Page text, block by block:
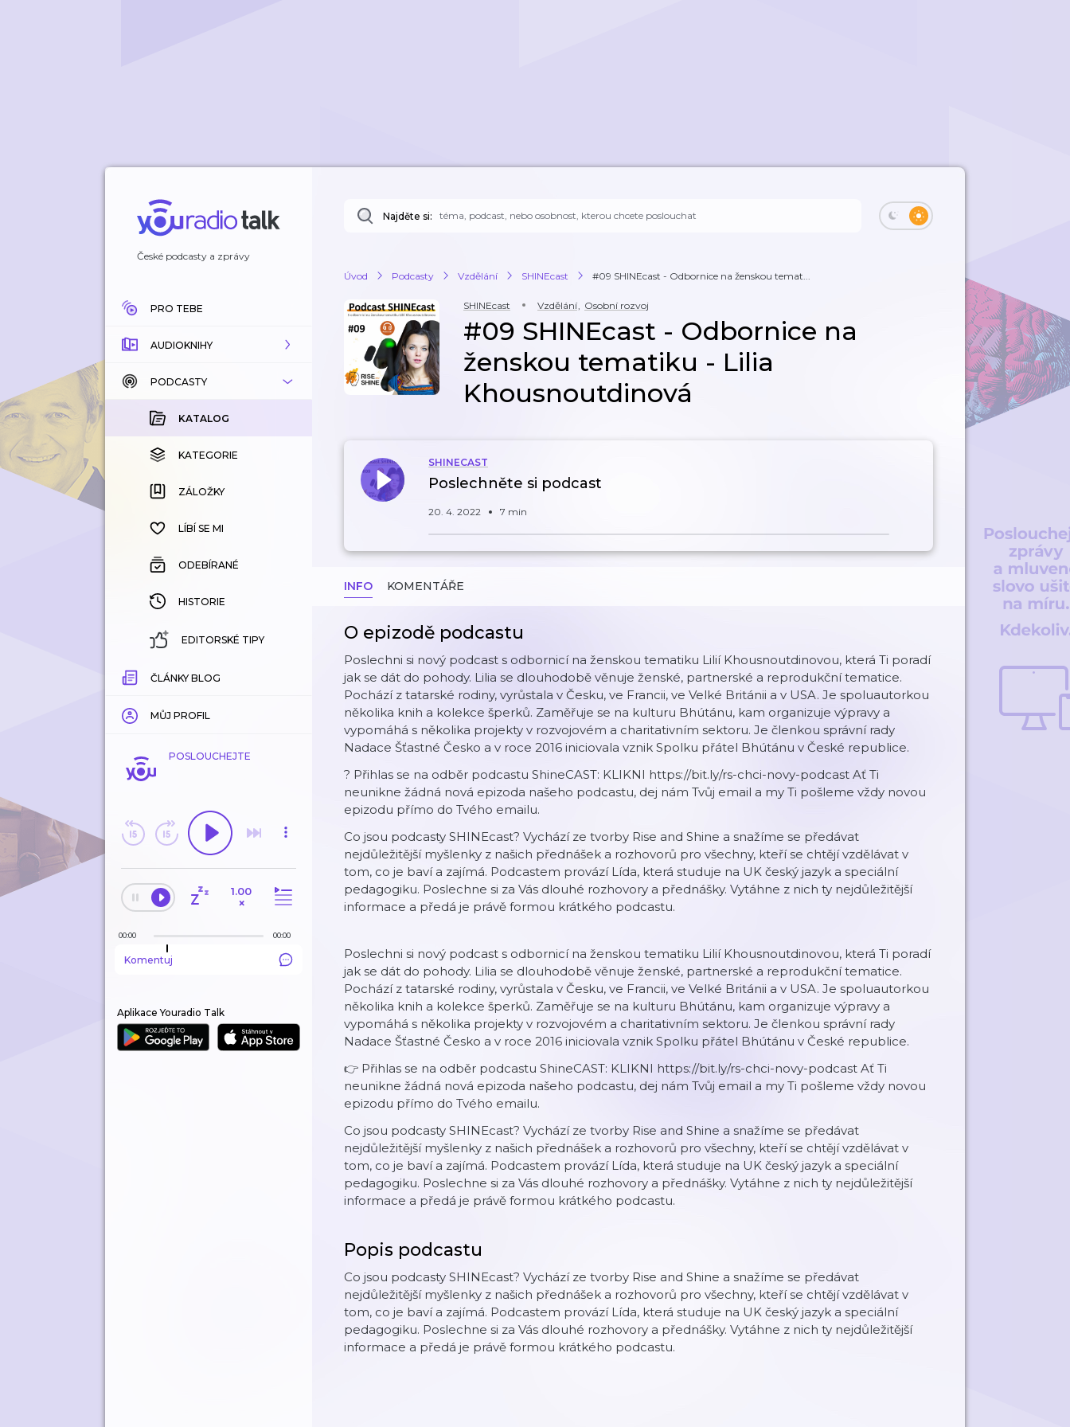
České podcasty a zprávy
PRO TEBE
AUDIOKNIHY
KATALOG
KOUPENÉ
KATEGORIE
ZÁLOŽKY
HISTORIE
PODCASTY
KATALOG
KATEGORIE
ZÁLOŽKY
LÍBÍ SE MI
ODEBÍRANÉ
HISTORIE
EDITORSKÉ TIPY
ČLÁNKY BLOG
MŮJ PROFIL
POSLOUCHEJTE
1.00
×
00:00 00:00
Komentuj
Aplikace Youradio Talk
Najděte si:
Úvod Podcasty Vzdělání SHINEcast #09 SHINEcast - Odbornice na ženskou temat...
SHINEcast Vzdělání, Osobní rozvoj
#09 SHINEcast - Odbornice na
ženskou tematiku - Lilia
Khousnoutdinová
SHINECAST
Poslechněte si podcast
20. 4. 2022 7 min
INFO KOMENTÁŘE
O epizodě podcastu
Poslechni si nový podcast s odbornicí na ženskou tematiku Lilií Khousnoutdinovou, která Ti poradí
jak se dát do pohody. Lilia se dlouhodobě věnuje ženské, partnerské a reprodukční tematice.
Pochází z tatarské rodiny, vyrůstala v Česku, ve Francii, ve Velké Británii a v USA. Je spoluautorkou
několika knih a kolekce šperků. Zaměřuje se na kulturu Bhútánu, kam organizuje výpravy a
vypomáhá s několika projekty v rozvojovém a charitativním sektoru. Je členkou správní rady
Nadace Šťastné Česko a v roce 2016 iniciovala vznik Spolku přátel Bhútánu v České republice.
? Přihlas se na odběr podcastu ShineCAST: KLIKNI https://bit.ly/rs-chci-novy-podcast Ať Ti
neunikne žádná nová epizoda našeho podcastu, dej nám Tvůj email a my Ti pošleme vždy novou
epizodu přímo do Tvého emailu.
Co jsou podcasty SHINEcast? Vychází ze tvorby Rise and Shine a snažíme se předávat
nejdůležitější myšlenky z našich přednášek a rozhovorů pro všechny, kteří se chtějí vzdělávat v
tom, co je baví a zajímá. Podcastem provází Lída, která studuje na UK český jazyk a speciální
pedagogiku. Poslechne si za Vás dlouhé rozhovory a přednášky. Vytáhne z nich ty nejdůležitější
informace a předá je právě formou krátkého podcastu.
Poslechni si nový podcast s odbornicí na ženskou tematiku Lilií Khousnoutdinovou, která Ti poradí
jak se dát do pohody. Lilia se dlouhodobě věnuje ženské, partnerské a reprodukční tematice.
Pochází z tatarské rodiny, vyrůstala v Česku, ve Francii, ve Velké Británii a v USA. Je spoluautorkou
několika knih a kolekce šperků. Zaměřuje se na kulturu Bhútánu, kam organizuje výpravy a
vypomáhá s několika projekty v rozvojovém a charitativním sektoru. Je členkou správní rady
Nadace Šťastné Česko a v roce 2016 iniciovala vznik Spolku přátel Bhútánu v České republice.
👉 Přihlas se na odběr podcastu ShineCAST: KLIKNI https://bit.ly/rs-chci-novy-podcast Ať Ti
neunikne žádná nová epizoda našeho podcastu, dej nám Tvůj email a my Ti pošleme vždy novou
epizodu přímo do Tvého emailu.
Co jsou podcasty SHINEcast? Vychází ze tvorby Rise and Shine a snažíme se předávat
nejdůležitější myšlenky z našich přednášek a rozhovorů pro všechny, kteří se chtějí vzdělávat v
tom, co je baví a zajímá. Podcastem provází Lída, která studuje na UK český jazyk a speciální
pedagogiku. Poslechne si za Vás dlouhé rozhovory a přednášky. Vytáhne z nich ty nejdůležitější
informace a předá je právě formou krátkého podcastu.
Popis podcastu
Co jsou podcasty SHINEcast? Vychází ze tvorby Rise and Shine a snažíme se předávat
nejdůležitější myšlenky z našich přednášek a rozhovorů pro všechny, kteří se chtějí vzdělávat v
tom, co je baví a zajímá. Podcastem provází Lída, která studuje na UK český jazyk a speciální
pedagogiku. Poslechne si za Vás dlouhé rozhovory a přednášky. Vytáhne z nich ty nejdůležitější
informace a předá je právě formou krátkého podcastu.